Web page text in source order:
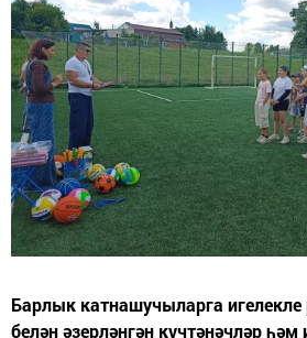
Барлык катнашучыларга
белән әзерләнгән күчтәнәчләр һәм